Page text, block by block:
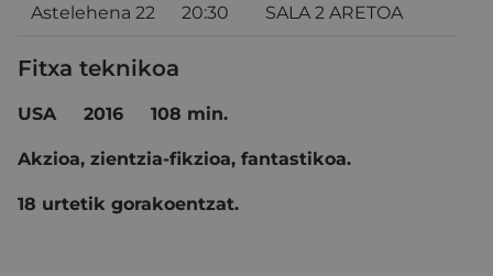
Astelehena 22 20:30 SALA 2 ARETOA
Fitxa teknikoa
USA 2016 108 min.
Akzioa, zientzia-fikzioa, fantastikoa.
18 urtetik gorakoentzat.